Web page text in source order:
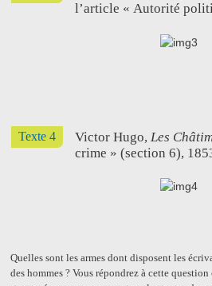
l’article « Autorité
Texte 4 Victor Hugo, Les
crime » (section 6),
Quelles sont les armes dont disposent les
des hommes ? Vous répondrez à cette